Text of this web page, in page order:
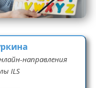
направления
ILS